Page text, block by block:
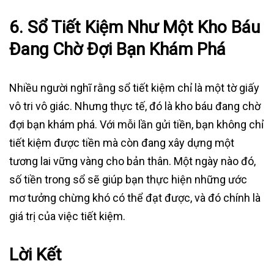
6. Sổ Tiết Kiệm Như Một Kho Báu
Đang Chờ Đợi Bạn Khám Phá
Nhiều người nghĩ rằng sổ tiết kiệm chỉ là một tờ giấy
vô tri vô giác. Nhưng thực tế, đó là kho báu đang chờ
đợi bạn khám phá. Với mỗi lần gửi tiền, bạn không chỉ
tiết kiệm được tiền mà còn đang xây dựng một
tương lai vững vàng cho bản thân. Một ngày nào đó,
số tiền trong sổ sẽ giúp bạn thực hiện những ước
mơ tưởng chừng khó có thể đạt được, và đó chính là
giá trị của việc tiết kiệm.
Lời Kết